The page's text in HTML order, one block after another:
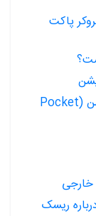
پاکت
4.🟥رد ادعای کلاهبرداری بروکر پاکت آپشن (Pocket
ریسک